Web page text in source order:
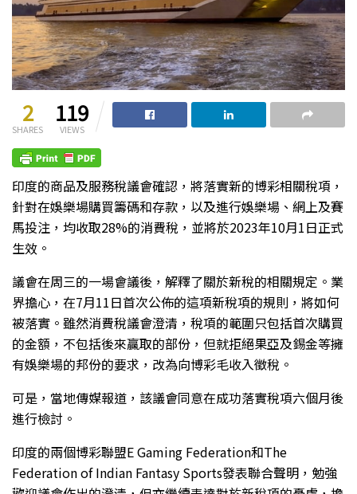
2
SHARES
119
VIEWS
印度的商品及服務稅議會確認，將落實新的博彩相關稅項，
針對在娛樂場購買籌碼和存款，以及進行娛樂場、網上及賽
馬投注，均收取28%的消費稅，並將於2023年10月1日正式
生效。
議會在周三的一場會議後，解釋了關於新稅的相關規定。業
界擔心，在7月11日首次公佈的這項新稅項的規則，將如何
被落實。雖然消費稅議會澄清，稅項的範圍只包括首次購買
的金額，不包括後來贏取的部份，但就拒絕果亞及錫金等擁
有娛樂場的邦份的要求，改為向博彩毛收入徵稅。
可是，當地傳媒報道，該議會同意在成功落實稅項六個月後
進行檢討。
印度的兩個博彩聯盟E Gaming Federation和The
Federation of Indian Fantasy Sports發表聯合聲明，勉強